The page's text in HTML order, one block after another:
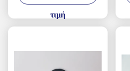
ΠΡΑΚΤΟΡΕΊΩΝ
τιμή